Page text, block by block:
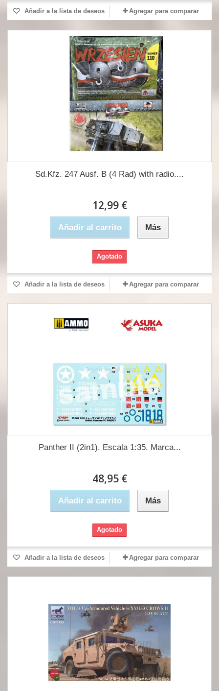
Añadir a la lista de deseos Agregar para comparar
Sd.Kfz. 247 Ausf. B (4 Rad) with radio....
12,99 €
Añadir al carrito Más
Agotado
Añadir a la lista de deseos Agregar para comparar
Panther II (2in1). Escala 1:35. Marca...
48,95 €
Añadir al carrito Más
Agotado
Añadir a la lista de deseos Agregar para comparar